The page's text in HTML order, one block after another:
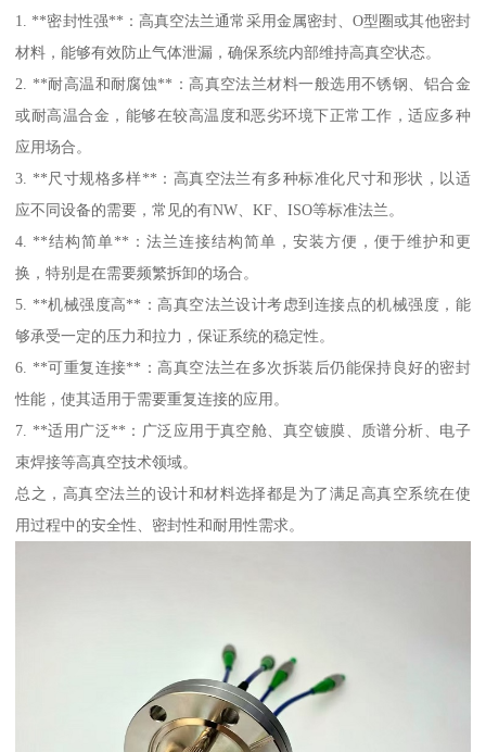
1. **密封性强**：高真空法兰通常采用金属密封、O型圈或其他密封
材料，能够有效防止气体泄漏，确保系统内部维持高真空状态。
2. **耐高温和耐腐蚀**：高真空法兰材料一般选用不锈钢、铝合金
或耐高温合金，能够在较高温度和恶劣环境下正常工作，适应多种
应用场合。
3. **尺寸规格多样**：高真空法兰有多种标准化尺寸和形状，以适
应不同设备的需要，常见的有NW、KF、ISO等标准法兰。
4. **结构简单**：法兰连接结构简单，安装方便，便于维护和更
换，特别是在需要频繁拆卸的场合。
5. **机械强度高**：高真空法兰设计考虑到连接点的机械强度，能
够承受一定的压力和拉力，保证系统的稳定性。
6. **可重复连接**：高真空法兰在多次拆装后仍能保持良好的密封
性能，使其适用于需要重复连接的应用。
7. **适用广泛**：广泛应用于真空舱、真空镀膜、质谱分析、电子
束焊接等高真空技术领域。
总之，高真空法兰的设计和材料选择都是为了满足高真空系统在使
用过程中的安全性、密封性和耐用性需求。